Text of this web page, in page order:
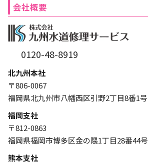
会社概要
0120-48-8919
北九州本社
〒806-0067
福岡県北九州市八幡西区引野2丁目8番1号
福岡支社
〒812-0863
福岡県福岡市博多区金の隈1丁目28番44号
熊本支社